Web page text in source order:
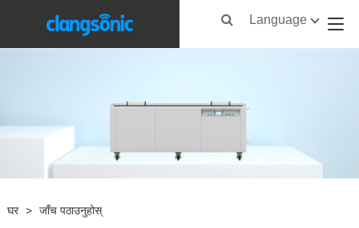
Language
घर > जाँच पठाउनुहोस्